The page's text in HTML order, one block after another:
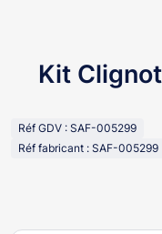
Kit
Réf GDV : SAF-005299
Réf fabricant : SAF-005299